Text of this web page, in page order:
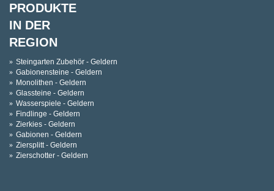
PRODUKTE
IN DER
REGION
Steingarten Zubehör - Geldern
Gabionensteine - Geldern
Monolithen - Geldern
Glassteine - Geldern
Wasserspiele - Geldern
Findlinge - Geldern
Zierkies - Geldern
Gabionen - Geldern
Ziersplitt - Geldern
Zierschotter - Geldern